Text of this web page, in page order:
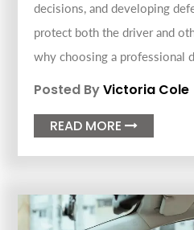
decisions, and developing
protect both the driver and
why choosing a professional
Posted ByVictoria Cole
READ MORE